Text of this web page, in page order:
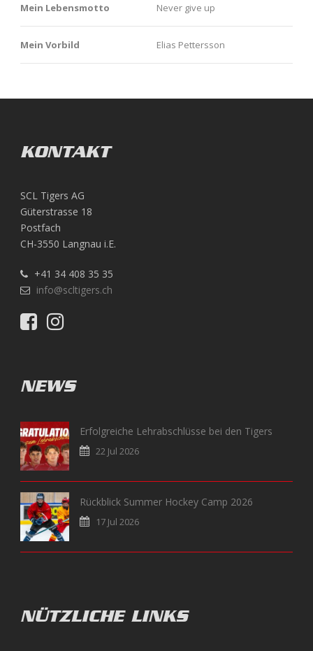
Mein Lebensmotto Never give up
Mein Vorbild Elias Pettersson
KONTAKT
SCL Tigers AG
Güterstrasse 18
Postfach
CH-3550 Langnau i.E.
+41 34 408 35 35
info@scltigers.ch
NEWS
Erfolgreiche Lehrabschlüsse bei den Tigers
22 Jul 2026
Rückblick Summer Hockey Camp 2026
17 Jul 2026
NÜTZLICHE LINKS